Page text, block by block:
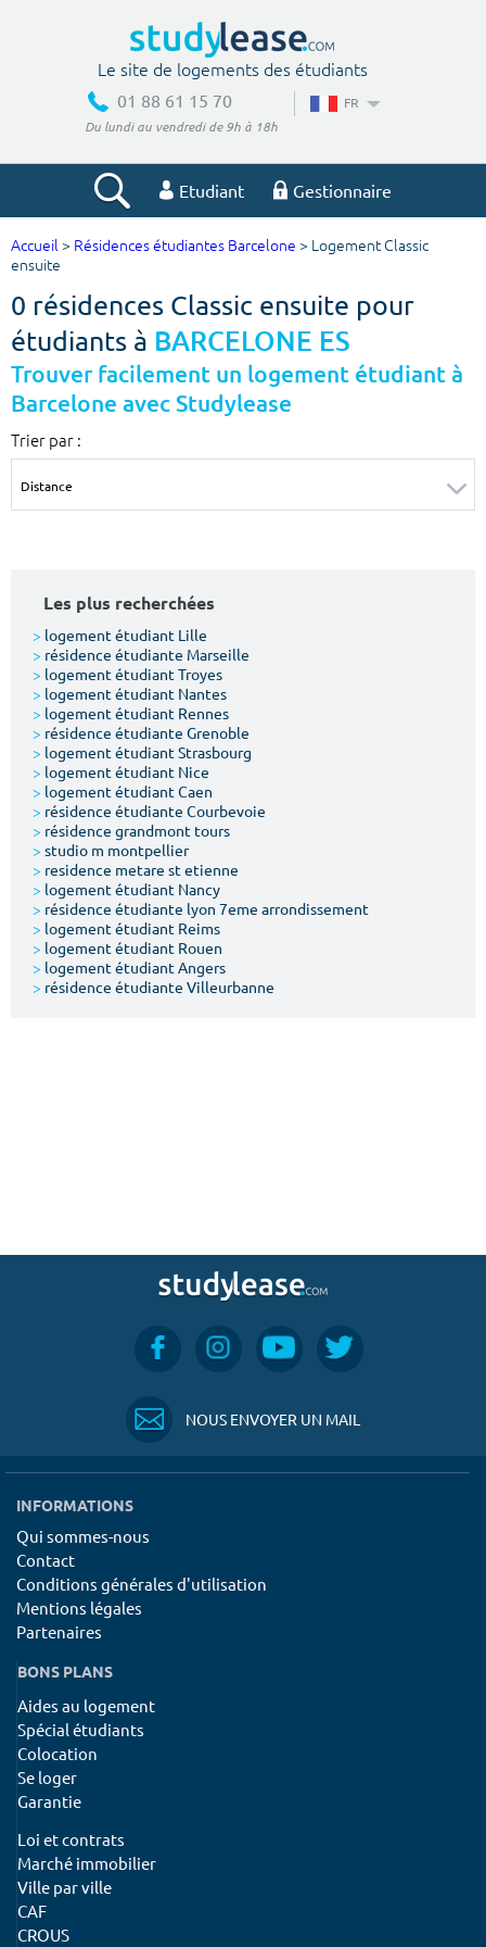
Le site de logements des étudiants
01 88 61 15 70
Du lundi au vendredi de 9h à 18h
FR
Etudiant Gestionnaire
Votre recherche
Ville, école
Budget min
€
Budget max
€
Surface min Surface max
Type de location
Votre date d'entrée
Chercher
Accueil > Résidences étudiantes Barcelone > Logement Classic
ensuite
0 résidences Classic ensuite pour
étudiants à BARCELONE ES
Trouver facilement un logement étudiant à
Barcelone avec Studylease
Trier par :
Les plus recherchées
> logement étudiant Lille
> résidence étudiante Marseille
> logement étudiant Troyes
> logement étudiant Nantes
> logement étudiant Rennes
> résidence étudiante Grenoble
> logement étudiant Strasbourg
> logement étudiant Nice
> logement étudiant Caen
> résidence étudiante Courbevoie
> résidence grandmont tours
> studio m montpellier
> residence metare st etienne
> logement étudiant Nancy
> résidence étudiante lyon 7eme arrondissement
> logement étudiant Reims
> logement étudiant Rouen
> logement étudiant Angers
> résidence étudiante Villeurbanne
NOUS ENVOYER UN MAIL
INFORMATIONS
Qui sommes-nous
Contact
Conditions générales d'utilisation
Mentions légales
Partenaires
BONS PLANS
Aides au logement
Spécial étudiants
Colocation
Se loger
Garantie
Loi et contrats
Marché immobilier
Ville par ville
CAF
CROUS